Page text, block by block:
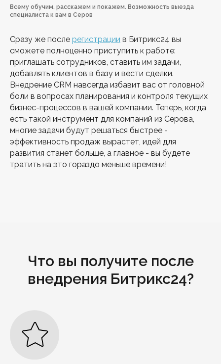
Всему обучим, расскажем и покажем. Возможность выезда
специалиста к вам в Серов
Сразу же после регистрации в Битрикс24 вы
сможете полноценно приступить к работе:
приглашать сотрудников, ставить им задачи,
добавлять клиентов в базу и вести сделки.
Внедрение CRM навсегда избавит вас от головной
боли в вопросах планирования и контроля текущих
бизнес-процессов в вашей компании. Теперь, когда
есть такой инструмент для компаний из Серова,
многие задачи будут решаться быстрее -
эффективность продаж вырастет, идей для
развития станет больше, а главное - вы будете
тратить на это гораздо меньше времени!
Что вы получите после
внедрения Битрикс24?